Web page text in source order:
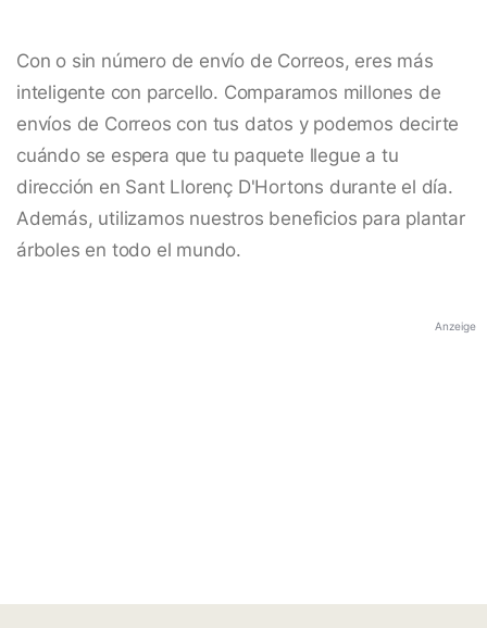
Con o sin número de envío de Correos, eres más
inteligente con parcello. Comparamos millones de
envíos de Correos con tus datos y podemos decirte
cuándo se espera que tu paquete llegue a tu
dirección en Sant Llorenç D'Hortons durante el día.
Además, utilizamos nuestros beneficios para plantar
árboles en todo el mundo.
Anzeige